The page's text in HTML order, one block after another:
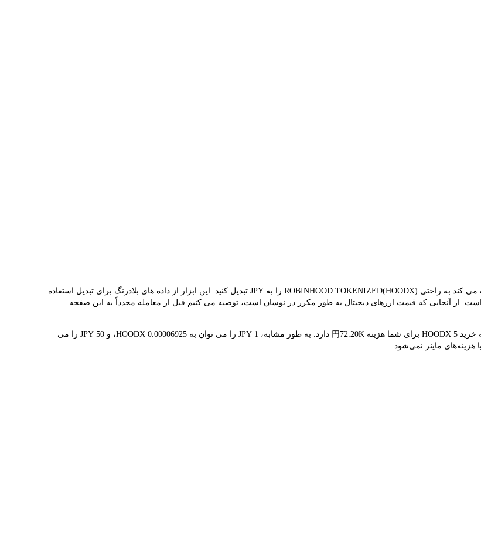
مبدل LBank نرخ مبادله بلادرنگ HOODX و JPY را ارائه می دهد و به شما کمک می کند به راحتی ROBINHOOD TOKENIZED(HOODX) را به JPY تبدیل کنید. این ابزار از داده های بلادرنگ برای تبدیل استفاده
می کند. نتیجه تبدیل فعلی نشان می‌دهد که قیمت هم‌زمان HOODX 円14.44K است. از آنجایی که قیمت ارزهای دیجیتال به طور مکرر در نوسان است، توصیه می کنیم قبل از معامله مجدداً به این صفحه
1 HOODX در حال حاضر با 円14.44K ارزش گذاری شده است، به این معنی که خرید 5 HOODX برای شما هزینه 円72.20K دارد. به طور مشابه، 1 JPY را می توان به 0.00006925 HOODX، و 50 JPY را می